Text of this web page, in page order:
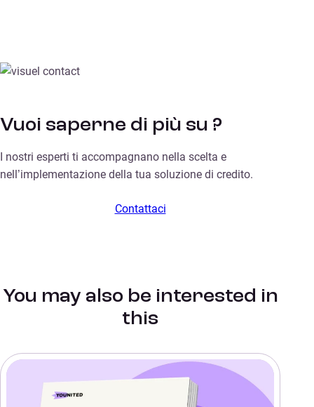
Vuoi saperne di più su ?
I nostri esperti ti accompagnano nella scelta e
nell’implementazione della tua soluzione di credito.
Contattaci
You may also be interested in
this